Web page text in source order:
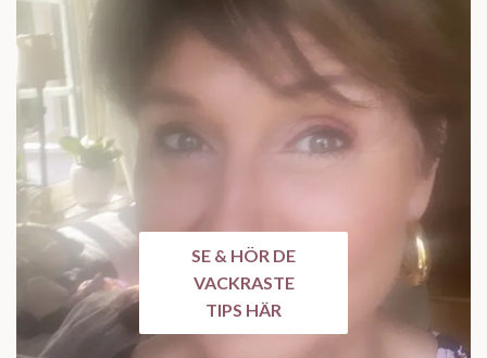
SE & HÖR DE
VACKRASTE
TIPS HÄR